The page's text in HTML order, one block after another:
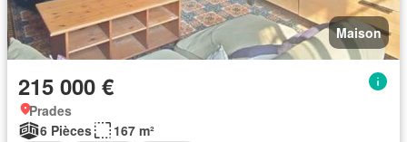
Maison
215 000 €
Prades
6 Pièces
167 m²